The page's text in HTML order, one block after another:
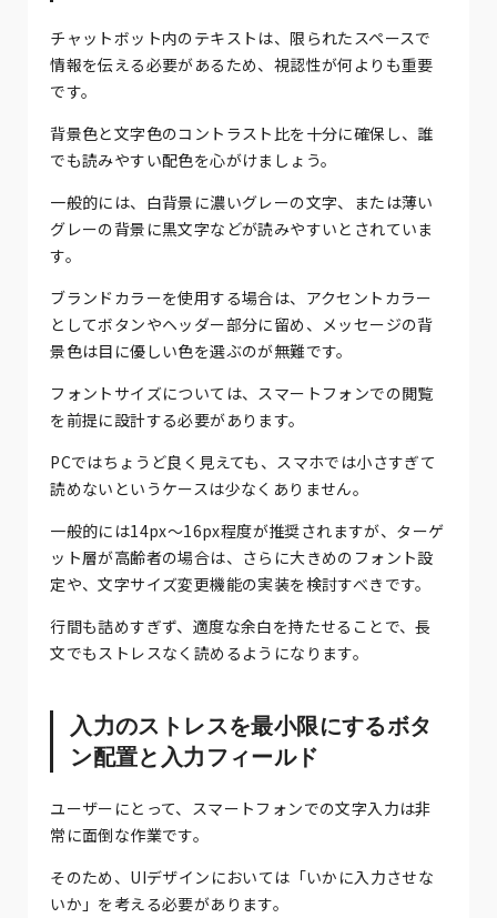
チャットボット内のテキストは、限られたスペースで
情報を伝える必要があるため、視認性が何よりも重要
です。
背景色と文字色のコントラスト比を十分に確保し、誰
でも読みやすい配色を心がけましょう。
一般的には、白背景に濃いグレーの文字、または薄い
グレーの背景に黒文字などが読みやすいとされていま
す。
ブランドカラーを使用する場合は、アクセントカラー
としてボタンやヘッダー部分に留め、メッセージの背
景色は目に優しい色を選ぶのが無難です。
フォントサイズについては、スマートフォンでの閲覧
を前提に設計する必要があります。
PCではちょうど良く見えても、スマホでは小さすぎて
読めないというケースは少なくありません。
一般的には14px〜16px程度が推奨されますが、ターゲ
ット層が高齢者の場合は、さらに大きめのフォント設
定や、文字サイズ変更機能の実装を検討すべきです。
行間も詰めすぎず、適度な余白を持たせることで、長
文でもストレスなく読めるようになります。
入力のストレスを最小限にするボタ
ン配置と入力フィールド
ユーザーにとって、スマートフォンでの文字入力は非
常に面倒な作業です。
そのため、UIデザインにおいては「いかに入力させな
いか」を考える必要があります。